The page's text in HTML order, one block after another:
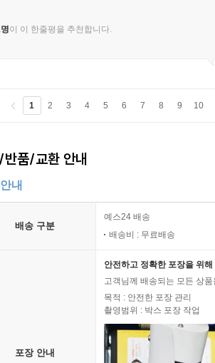
이 이 한줄평을 추천합니다.
1 2 3 4 5 6 7 8 9 10
반품/교환 안내
내
배송 구분
예스24 배송
배송비 : 무료배송
포장 안내
안전하고 정확한 포장을 위
고객님께 배송되는 모든 상
목적 : 안전한 포장 관리
촬영범위 : 박스 포장 작업